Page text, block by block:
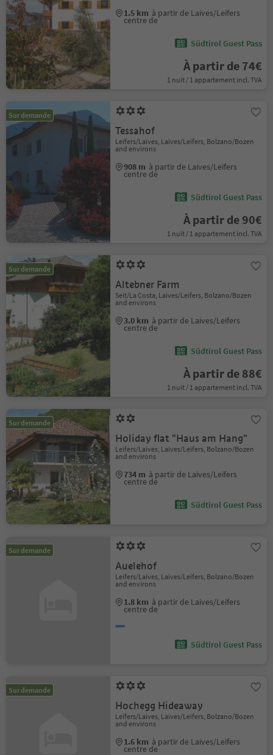
1.5 km à partir de Laives/Leifers
centre de
Südtirol Guest Pass
À partir de 74€
1 nuit / 1 appartement incl. TVA
Sur demande
Tessahof
Leifers/Laives, Laives/Leifers, Bolzano/Bozen
and environs
908 m à partir de Laives/Leifers
centre de
Südtirol Guest Pass
À partir de 90€
1 nuit / 1 appartement incl. TVA
Sur demande
Altebner Farm
Seit/La Costa, Laives/Leifers, Bolzano/Bozen
and environs
3.0 km à partir de Laives/Leifers
centre de
Südtirol Guest Pass
À partir de 88€
1 nuit / 1 appartement incl. TVA
Sur demande
Holiday flat "Haus am Hang"
Leifers/Laives, Laives/Leifers, Bolzano/Bozen
and environs
734 m à partir de Laives/Leifers
centre de
Südtirol Guest Pass
Sur demande
Auelehof
Leifers/Laives, Laives/Leifers, Bolzano/Bozen
and environs
1.8 km à partir de Laives/Leifers
centre de
Südtirol Guest Pass
Sur demande
Hochegg Hideaway
Leifers/Laives, Laives/Leifers, Bolzano/Bozen
and environs
1.6 km à partir de Laives/Leifers
centre de